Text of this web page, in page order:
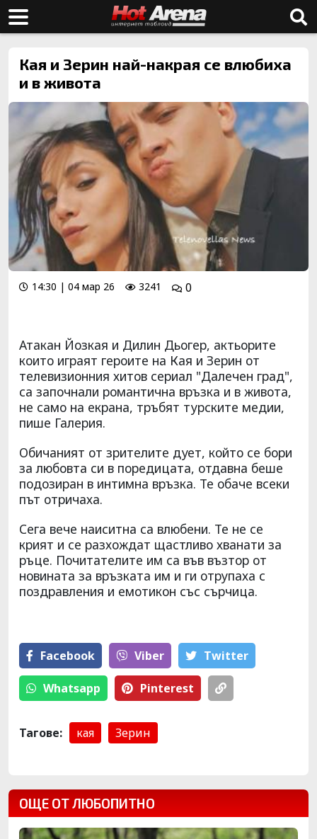
Кая и Зерин най-накрая се влюбиха
и в живота
14:30 | 04 мар 26 3241 0
Атакан Йозкая и Дилин Дьогер, актьорите
които играят героите на Кая и Зерин от
телевизионния хитов сериал "Далечен град",
са започнали романтична връзка и в живота,
не само на екрана, тръбят турските медии,
пише Галерия.
Обичаният от зрителите дует, който се бори
за любовта си в поредицата, отдавна беше
подозиран в интимна връзка. Те обаче всеки
път отричаха.
Сега вече наиситна са влюбени. Те не се
крият и се разхождат щастливо хванати за
ръце. Почитателите им са във възтор от
новината за връзката им и ги отрупаха с
поздравления и емотикон със сърчица.
Facebook Viber Тwitter
Whatsapp Pinterest
Тагове: кая Зерин
ОЩЕ ОТ ЛЮБОПИТНО